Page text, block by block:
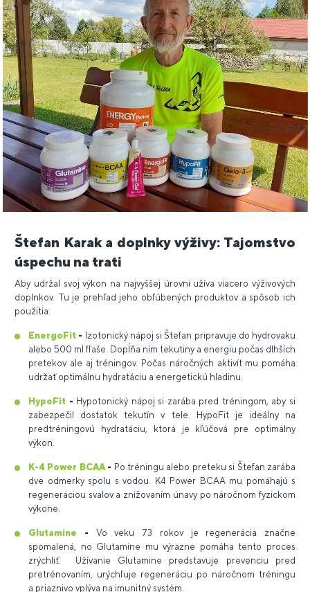
Štefan Karak a doplnky výživy: Tajomstvo
úspechu na trati
Aby udržal svoj výkon na najvyššej úrovni užíva viacero výživových
doplnkov. Tu je prehľad jeho obľúbených produktov a spôsob ich
použitia:
EnergoFit - Izotonický nápoj si Štefan pripravuje do hydrovaku
alebo 500 ml fľaše. Dopĺňa ním tekutiny a energiu počas dlhších
pretekov ale aj tréningov. Počas náročných aktivít mu pomáha
udržať optimálnu hydratáciu a energetickú hladinu.
HypoFit - Hypotonický nápoj si zarába pred tréningom, aby si
zabezpečil dostatok tekutín v tele. HypoFit je ideálny na
predtréningovú hydratáciu, ktorá je kľúčová pre optimálny
výkon.
K-4 Power BCAA- Po tréningu alebo preteku si Štefan zarába
dve odmerky spolu s vodou. K4 Power BCAA mu pomáhajú s
regeneráciou svalov a znižovaním únavy po náročnom fyzickom
výkone.
Glutamine - Vo veku 73 rokov je regenerácia značne
spomalená, no Glutamine mu výrazne pomáha tento proces
zrýchliť. Užívanie Glutamine predstavuje prevenciu pred
pretrénovaním, urýchľuje regeneráciu po náročnom tréningu
a priaznivo vplýva na imunitný systém.